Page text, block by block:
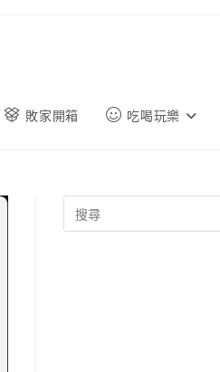
敗家開箱 吃喝玩樂